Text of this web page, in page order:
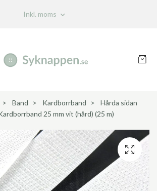
Inkl. moms
Band Kardborrband
Hårda sidan
25 mm vit (hård) (25 m)